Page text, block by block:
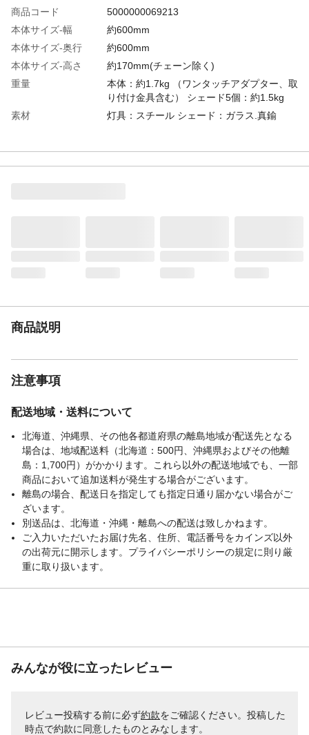
商品コード
5000000069213
本体サイズ-幅
約600mm
本体サイズ-奥行
約600mm
本体サイズ-高さ
約170mm(チェーン除く)
重量
本体：約1.7kg （ワンタッチアダプター、取
り付け金具含む） シェード5個：約1.5kg
素材
灯具：スチール シェード：ガラス.真鍮
使用電球
LED電球 E26/合計75Wまで(15W×5) 白熱電
球 E26/合計300Wまで(60W×5)
商品説明
注意事項
配送地域・送料について
北海道、沖縄県、その他各都道府県の離島地域が配送先となる
場合は、地域配送料（北海道：500円、沖縄県およびその他離
島：1,700円）がかかります。これら以外の配送地域でも、一部
商品において追加送料が発生する場合がございます。
離島の場合、配送日を指定しても指定日通り届かない場合がご
ざいます。
別送品は、北海道・沖縄・離島への配送は致しかねます。
ご入力いただいたお届け先名、住所、電話番号をカインズ以外
の出荷元に開示します。プライバシーポリシーの規定に則り厳
重に取り扱います。
みんなが役に立ったレビュー
レビュー投稿する前に必ず約款をご確認ください。投稿した
時点で約款に同意したものとみなします。